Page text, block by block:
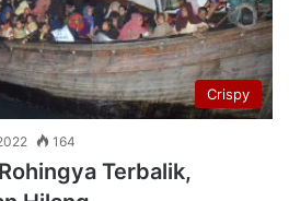
Crispy
164
Terbalik,